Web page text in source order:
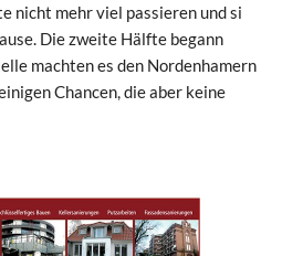
nicht mehr viel passieren und si
Die zweite Hälfte begann
machten es den Nordenhamern
Chancen, die aber keine